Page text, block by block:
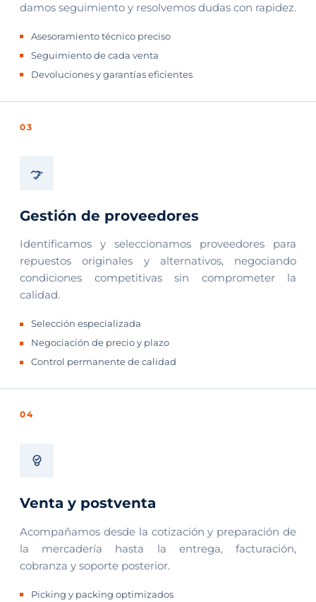
damos seguimiento y resolvemos dudas con rapidez.
Asesoramiento técnico preciso
Seguimiento de cada venta
Devoluciones y garantías eficientes
03
Gestión de proveedores
Identificamos y seleccionamos proveedores para
repuestos originales y alternativos, negociando
condiciones competitivas sin comprometer la
calidad.
Selección especializada
Negociación de precio y plazo
Control permanente de calidad
04
Venta y postventa
Acompañamos desde la cotización y preparación de
la mercadería hasta la entrega, facturación,
cobranza y soporte posterior.
Picking y packing optimizados